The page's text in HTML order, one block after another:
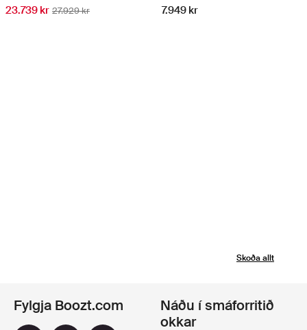
23.739 kr 27.929 kr 7.949 kr
Skoða allt
Fylgja Boozt.com
Náðu í smáforritið
okkar